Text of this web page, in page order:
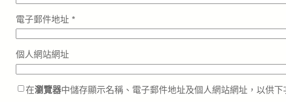
電子郵件地址 *
個人網站網址
在瀏覽器中儲存顯示名稱、電子郵件地址及個人網站網址，以供下